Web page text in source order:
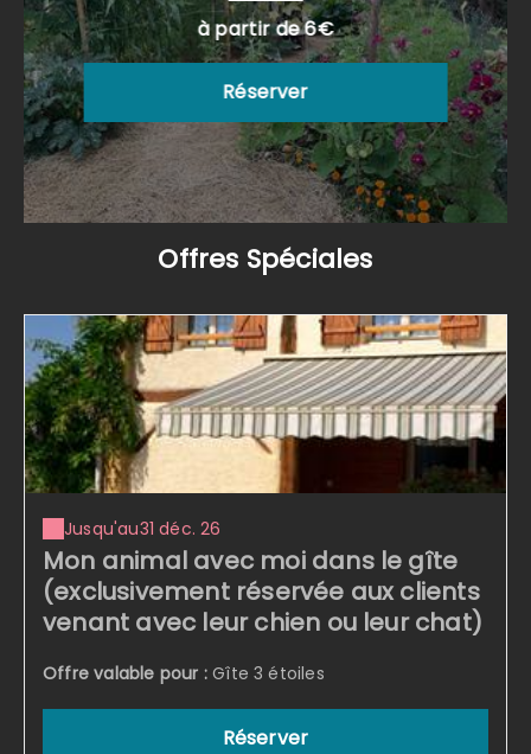
à partir de 6€
Réserver
Offres Spéciales
Jusqu'au31 déc. 26
Mon animal avec moi dans le gîte
(exclusivement réservée aux clients
venant avec leur chien ou leur chat)
Offre valable pour :Gîte 3 étoiles
Réserver